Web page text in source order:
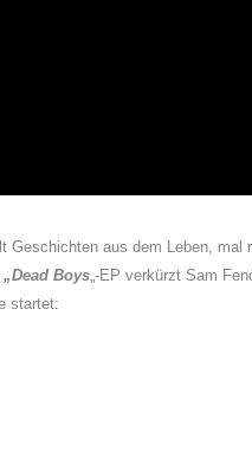
Geschichten aus dem Leben, mal
„Dead Boys„-EP verkürzt Sam
startet: